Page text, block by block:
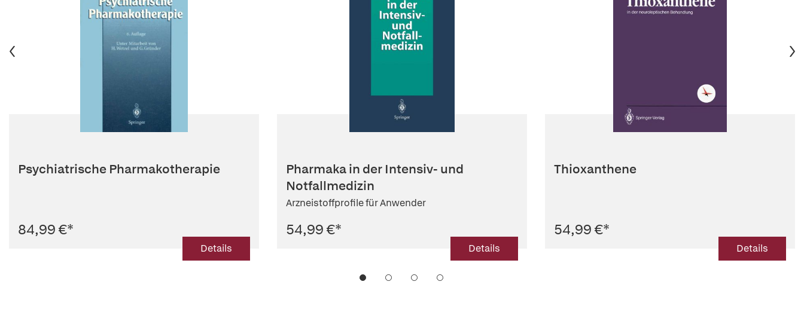
Psychiatrische Pharmakotherapie
84,99 €*
Details
Pharmaka in der Intensiv- und
Notfallmedizin
Arzneistoffprofile für Anwender
54,99 €*
Details
Thioxanthene
54,99 €*
Details